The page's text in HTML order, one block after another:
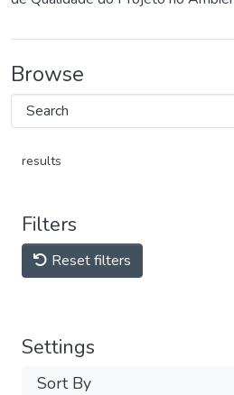
Browse
results
Filters
Reset filters
Settings
Sort By